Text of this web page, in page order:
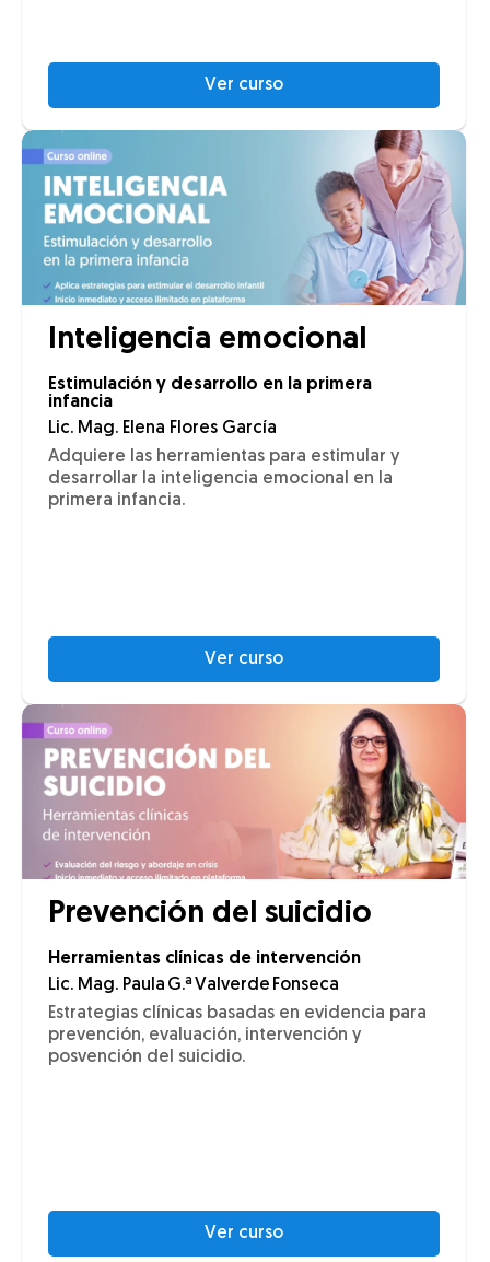
Ver curso
Inteligencia emocional
Estimulación y desarrollo en la primera
infancia
Lic. Mag. Elena Flores García
Adquiere las herramientas para estimular y
desarrollar la inteligencia emocional en la
primera infancia.
Ver curso
Prevención del suicidio
Herramientas clínicas de intervención
Lic. Mag. Paula G.ª Valverde Fonseca
Estrategias clínicas basadas en evidencia para
prevención, evaluación, intervención y
posvención del suicidio.
Ver curso